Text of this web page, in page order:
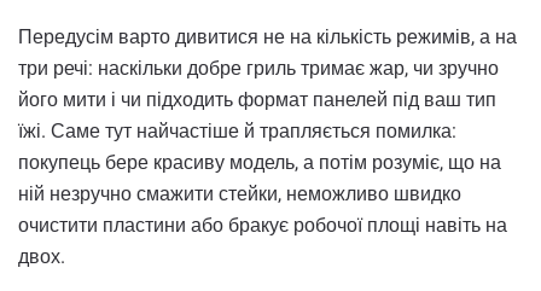
Передусім варто дивитися не на кількість режимів, а на
три речі: наскільки добре гриль тримає жар, чи зручно
його мити і чи підходить формат панелей під ваш тип
їжі. Саме тут найчастіше й трапляється помилка:
покупець бере красиву модель, а потім розуміє, що на
ній незручно смажити стейки, неможливо швидко
очистити пластини або бракує робочої площі навіть на
двох.